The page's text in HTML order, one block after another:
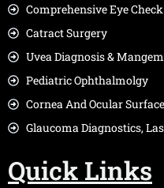
Comprehensive Eye
Catract Surgery
Uvea Diagnosis &
Pediatric Ophthalmolgy
Cornea And Ocular Surface
Glaucoma Diagnostics,
Quick Links